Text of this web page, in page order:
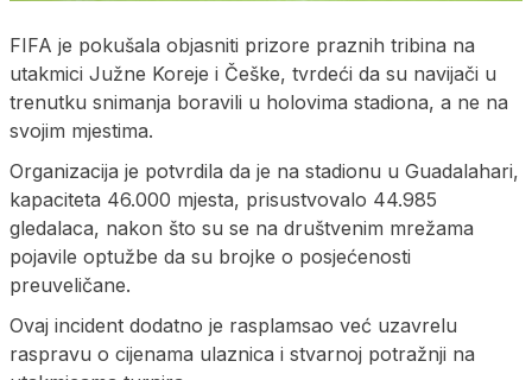
FIFA je pokušala objasniti prizore praznih tribina na
utakmici Južne Koreje i Češke, tvrdeći da su navijači u
trenutku snimanja boravili u holovima stadiona, a ne na
svojim mjestima.
Organizacija je potvrdila da je na stadionu u Guadalahari,
kapaciteta 46.000 mjesta, prisustvovalo 44.985
gledalaca, nakon što su se na društvenim mrežama
pojavile optužbe da su brojke o posjećenosti
preuveličane.
Ovaj incident dodatno je rasplamsao već uzavrelu
raspravu o cijenama ulaznica i stvarnoj potražnji na